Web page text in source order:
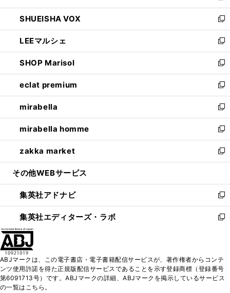
ウ
で
開
く
ン
ド
ウ
で
開
く
ウ
ィ
ン
ド
ウ
で
開
く
し
い
ウ
ィ
ン
ド
ウ
で
開
く
SHUEISHA VOX
新
し
い
ウ
ィ
ン
ド
ウ
で
開
く
LEEマルシェ
新
し
い
ウ
ィ
ン
ド
ウ
で
開
く
SHOP Marisol
新
し
い
ウ
ィ
ン
ド
ウ
で
開
eclat premium
新
し
い
ウ
ィ
ン
ド
ウ
開
く
mirabella
新
し
い
ウ
ィ
ン
ウ
で
開
く
mirabella homme
新
し
い
ウ
ン
ド
ウ
で
zakka market
新
し
ウ
ィ
ン
ド
く
その他WEBサービス
集英社アドナビ
新
し
い
ド
ウ
で
集英社エディターズ・ラボ
新
ィ
ン
ド
ABJマークは、この電子書店・電子書籍配信サービスが、著作権者からコンテ
ンツ使用許諾を得た正規版配信サービスであることを示す登録商標（登録番号
第6091713号）です。ABJマークの詳細、ABJマークを掲示しているサービス
の一覧はこちら。